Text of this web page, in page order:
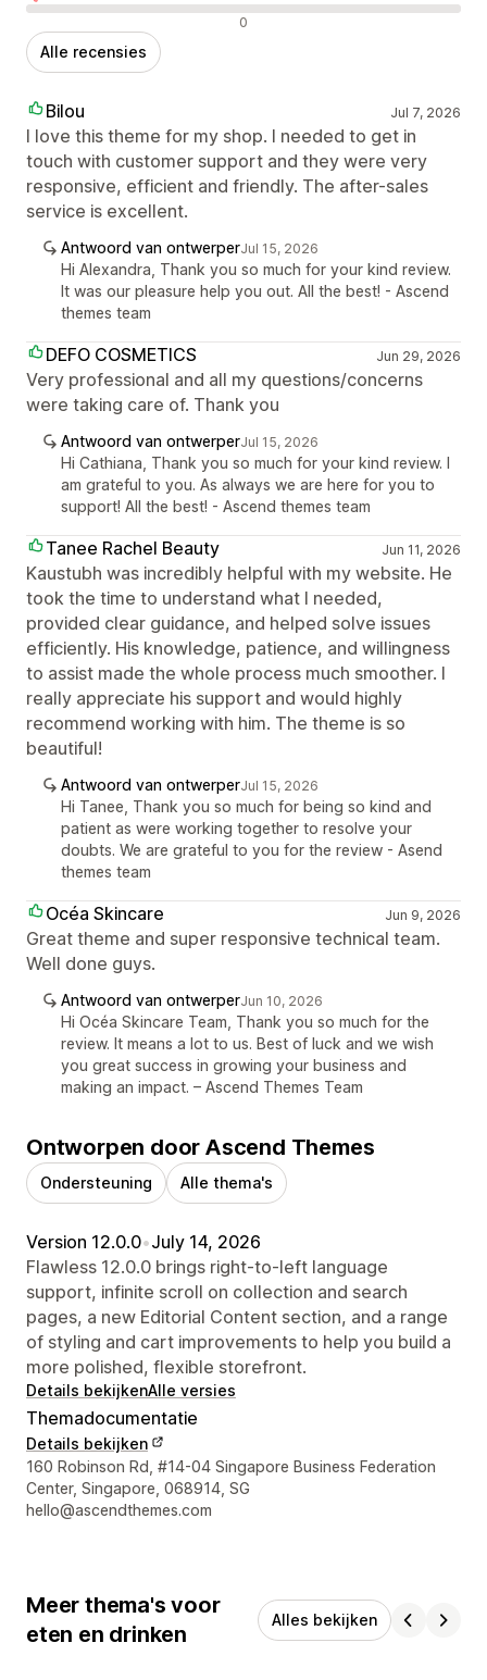
Negatieve recensies 0
Alle recensies
Bilou Jul 7, 2026
I love this theme for my shop. I needed to get in
touch with customer support and they were very
responsive, efficient and friendly. The after-sales
service is excellent.
Antwoord van ontwerperJul 15, 2026
Hi Alexandra, Thank you so much for your kind review.
It was our pleasure help you out. All the best! - Ascend
themes team
DEFO COSMETICS Jun 29, 2026
Very professional and all my questions/concerns
were taking care of. Thank you
Antwoord van ontwerperJul 15, 2026
Hi Cathiana, Thank you so much for your kind review. I
am grateful to you. As always we are here for you to
support! All the best! - Ascend themes team
Tanee Rachel Beauty Jun 11, 2026
Kaustubh was incredibly helpful with my website. He
took the time to understand what I needed,
provided clear guidance, and helped solve issues
efficiently. His knowledge, patience, and willingness
to assist made the whole process much smoother. I
really appreciate his support and would highly
recommend working with him. The theme is so
beautiful!
Antwoord van ontwerperJul 15, 2026
Hi Tanee, Thank you so much for being so kind and
patient as were working together to resolve your
doubts. We are grateful to you for the review - Asend
themes team
Océa Skincare Jun 9, 2026
Great theme and super responsive technical team.
Well done guys.
Antwoord van ontwerperJun 10, 2026
Hi Océa Skincare Team, Thank you so much for the
review. It means a lot to us. Best of luck and we wish
you great success in growing your business and
making an impact. – Ascend Themes Team
Ontworpen door Ascend Themes
Ondersteuning Alle thema's
Version 12.0.0•July 14, 2026
Flawless 12.0.0 brings right-to-left language
support, infinite scroll on collection and search
pages, a new Editorial Content section, and a range
of styling and cart improvements to help you build a
more polished, flexible storefront.
Details bekijkenAlle versies
Themadocumentatie
Details bekijken
Contactgegevens ontwerper
160 Robinson Rd, #14-04 Singapore Business Federation
Center, Singapore, 068914, SG
hello@ascendthemes.com
Meer thema's voor
eten en drinken
Alles bekijken